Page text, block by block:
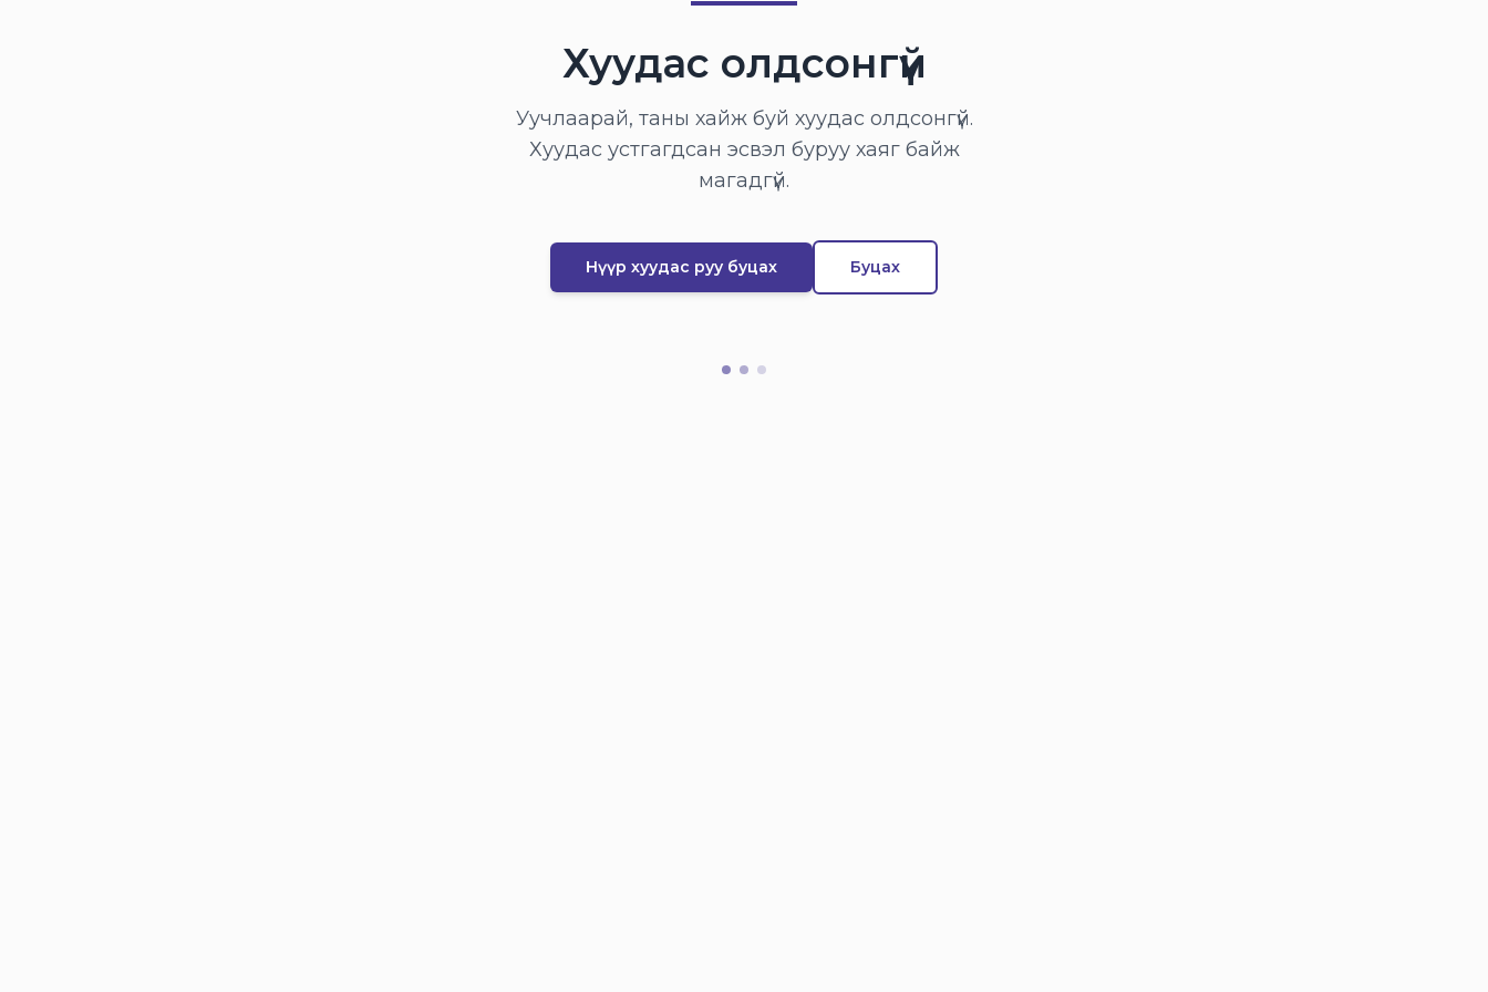
Хуудас олдсонгүй
Уучлаарай, таны хайж буй хуудас олдсонгүй.
Хуудас устгагдсан эсвэл буруу хаяг байж
магадгүй.
Нүүр хуудас руу буцах Буцах